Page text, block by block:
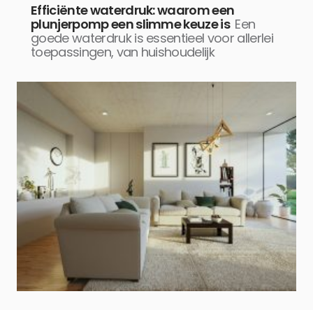
Efficiënte waterdruk: waarom een
plunjerpomp een slimme keuze is Een
goede waterdruk is essentieel voor allerlei
toepassingen, van huishoudelijk